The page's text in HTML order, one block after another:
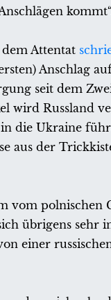
Attentat
Anschlag
seit dem
wird Russland
die Ukraine
aus der
vom polnischen
übrigens sehr
einer